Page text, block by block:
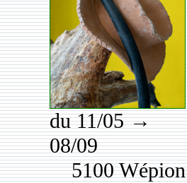
du 11/05 →
08/09
5100 Wépion